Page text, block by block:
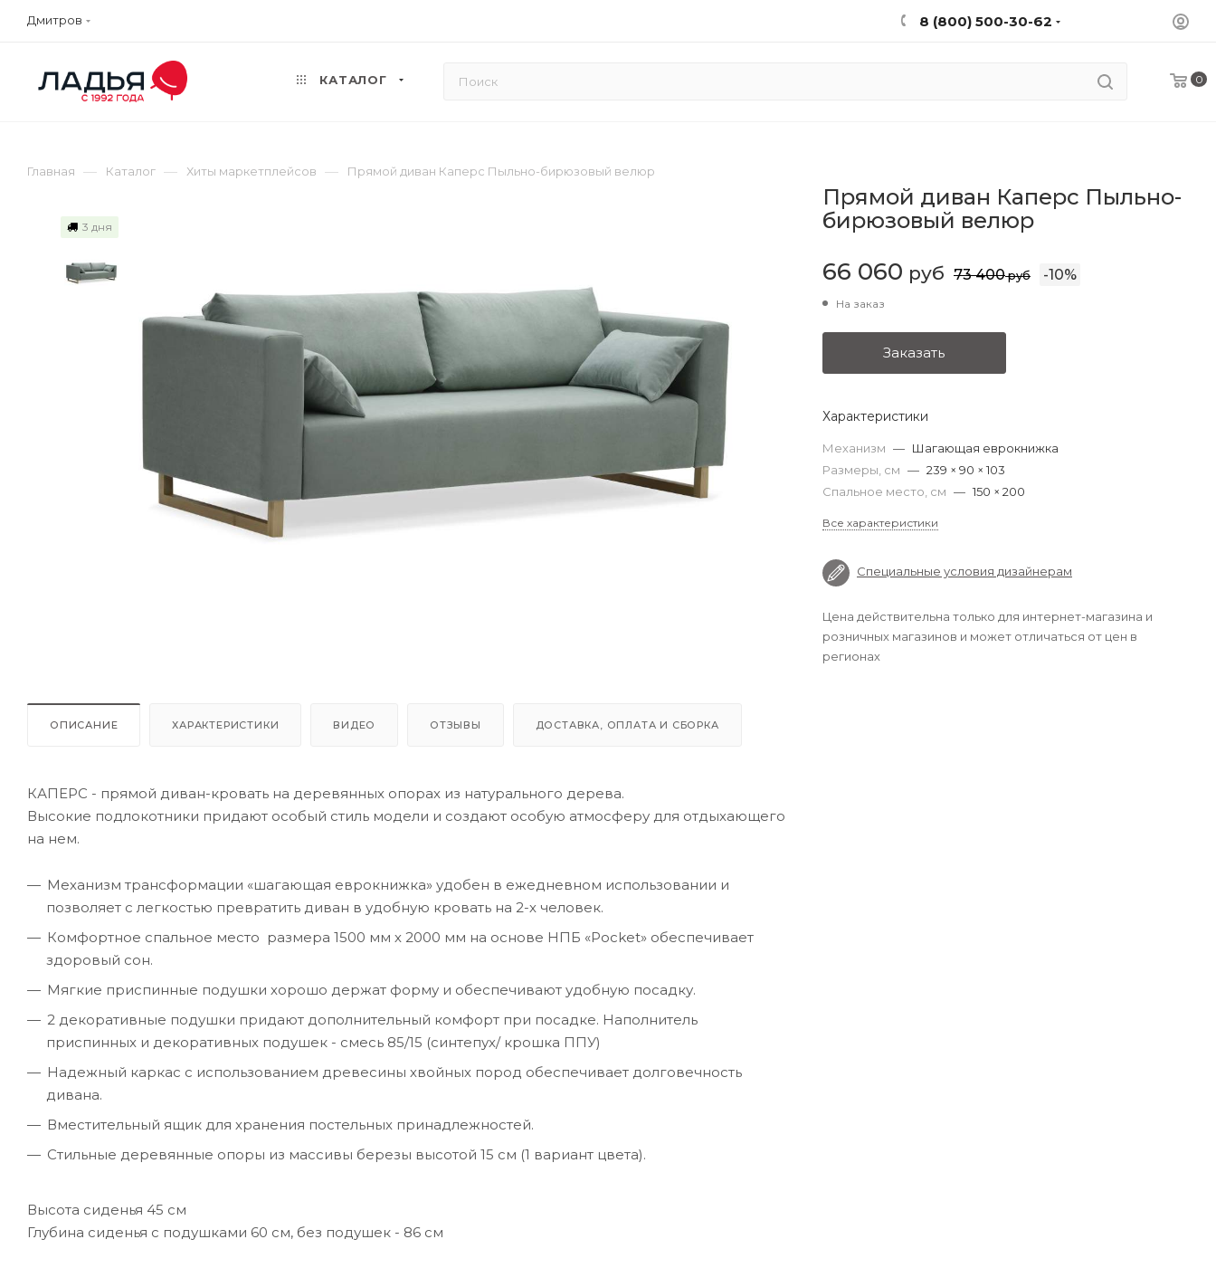
Дмитров 8 (800) 500-30-62
КАТАЛОГ 0
Главная — Каталог — Хиты маркетплейсов — Прямой диван Каперс Пыльно-бирюзовый велюр
3 дня
ОПИСАНИЕ ХАРАКТЕРИСТИКИ ВИДЕО ОТЗЫВЫ ДОСТАВКА, ОПЛАТА И СБОРКА
КАПЕРС - прямой диван-кровать на деревянных опорах из натурального дерева.
Высокие подлокотники придают особый стиль модели и создают особую атмосферу для отдыхающего
на нем.
Механизм трансформации «шагающая еврокнижка» удобен в ежедневном использовании и
позволяет с легкостью превратить диван в удобную кровать на 2-х человек.
Комфортное спальное место размера 1500 мм х 2000 мм на основе НПБ «Pocket» обеспечивает
здоровый сон.
Мягкие приспинные подушки хорошо держат форму и обеспечивают удобную посадку.
2 декоративные подушки придают дополнительный комфорт при посадке. Наполнитель
приспинных и декоративных подушек - смесь 85/15 (синтепух/ крошка ППУ)
Надежный каркас с использованием древесины хвойных пород обеспечивает долговечность
дивана.
Вместительный ящик для хранения постельных принадлежностей.
Стильные деревянные опоры из массивы березы высотой 15 см (1 вариант цвета).
Высота сиденья 45 см
Глубина сиденья с подушками 60 см, без подушек - 86 см
Прямой диван Каперс Пыльно-
бирюзовый велюр
66 060 руб 73 400руб -10%
На заказ
Заказать
Характеристики
Механизм — Шагающая еврокнижка
Размеры, см — 239 × 90 × 103
Спальное место, см — 150 × 200
Все характеристики
Специальные условия дизайнерам
Цена действительна только для интернет-магазина и
розничных магазинов и может отличаться от цен в
регионах